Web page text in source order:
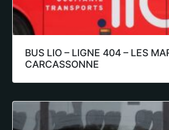
BUS LIO – LIGNE 404 – LES
CARCASSONNE